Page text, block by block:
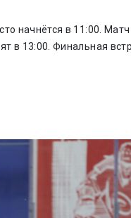
начнётся в 11:00.
в 13:00. Финальная